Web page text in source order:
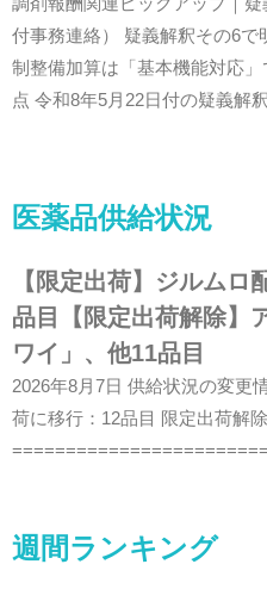
付事務連絡） 疑義解釈その6
制整備加算は「基本機能対応
点 令和8年5月22日付の疑義解
医薬品供給状況
【限定出荷】ジルム
品目【限定出荷解除】
ワイ」、他11品目
2026年8月7日 供給状況の変更
荷に移行：12品目 限定出荷解
週間ランキング